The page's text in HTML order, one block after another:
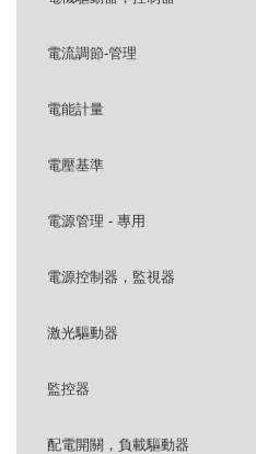
電流調節-管理
電能計量
電壓基準
電源管理 - 專用
電源控制器，監視器
激光驅動器
監控器
配電開關，負載驅動器